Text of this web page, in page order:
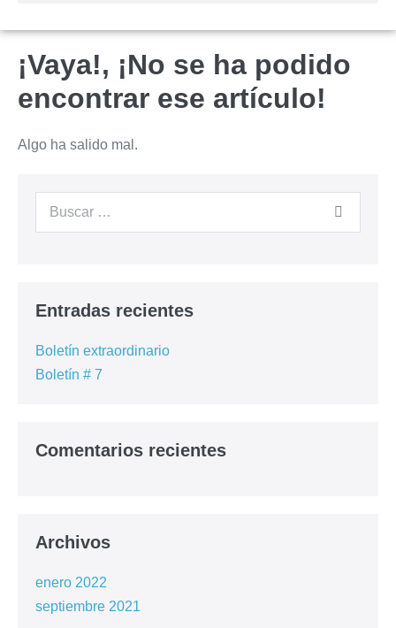
¡Vaya!, ¡No se ha podido
encontrar ese artículo!
Algo ha salido mal.
Entradas recientes
Boletín extraordinario
Boletín # 7
Comentarios recientes
Archivos
enero 2022
septiembre 2021